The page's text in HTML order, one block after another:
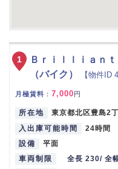
Ｂｒｉｌｌｉａｎ
（バイク）
【物件ID
月極賃料 ： 7,000円
所在地
東京都北区豊島2
入出庫可能時間
24時間
設備
平面
車両制限
全長 230/ 全
1